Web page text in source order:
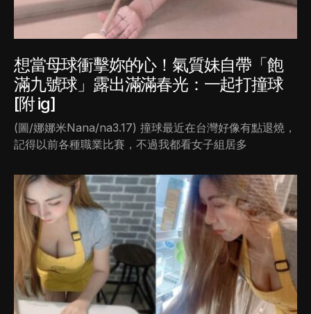
想當母球衝擊妳的心！氣質妹自帶「飽
滿九號球」露出滿滿春光：一起打撞球
[附 ig]
(圖/娜娜米Nana/na3.17) 撞球最近在台灣好像有點退燒，
記得以前各種職業比賽，不過我都看女子組居多